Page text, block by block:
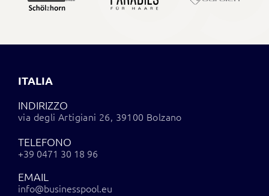
ITALIA
INDIRIZZO
via degli Artigiani 26, 39100 Bolzano
TELEFONO
+39 0471 30 18 96
EMAIL
info@businesspool.eu